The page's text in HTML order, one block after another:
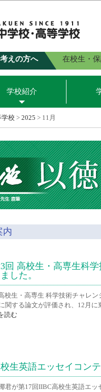
えの方へ 在校生・
学校紹介
校 > 2025 > 11月
内
回 高校生・高専生科
した。
校生・高専生 科学技術チャレ
関する論文が評価され、12月
読む
生英語エッセイコン
君が第17回IIBC高校生英語エ